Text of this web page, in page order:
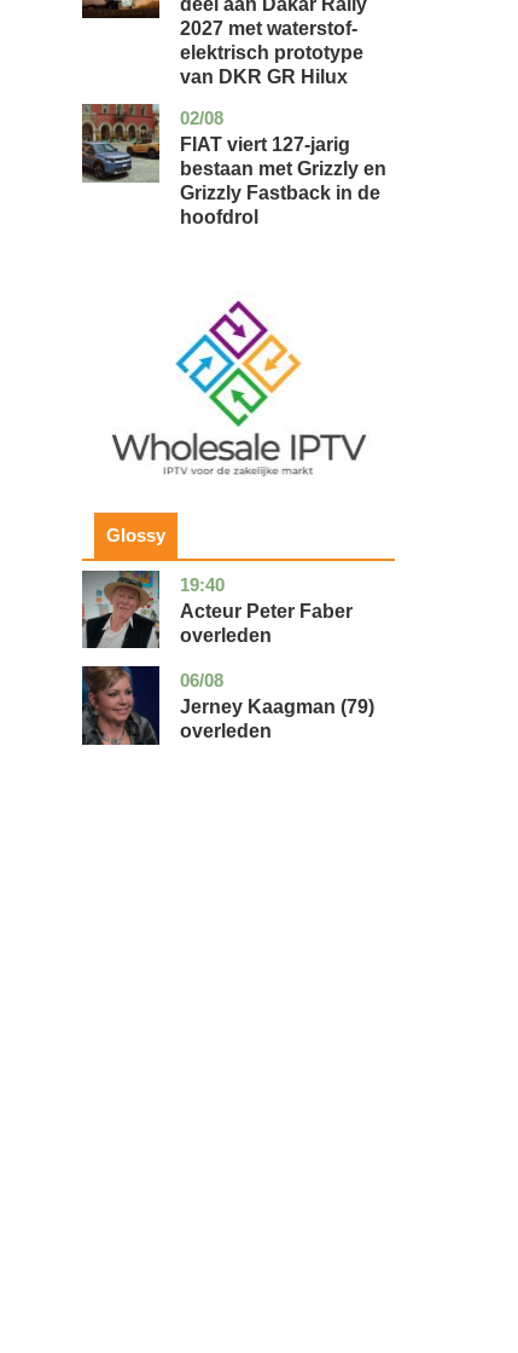
2027 met waterstof-
elektrisch prototype
van DKR GR Hilux
02/08
auto
FIAT viert 127-jarig
bestaan met Grizzly en
Grizzly Fastback in de
hoofdrol
Glossy
19:40
noord-
holland
glossy
Acteur Peter Faber
overleden
06/08
noord-
holland
glossy
Jerney Kaagman (79)
overleden